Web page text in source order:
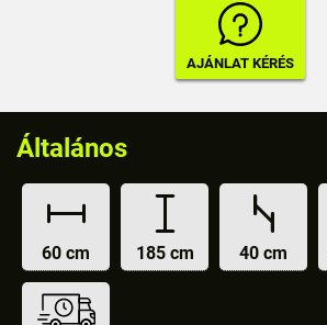
Általános
60 cm 185 cm 40 cm